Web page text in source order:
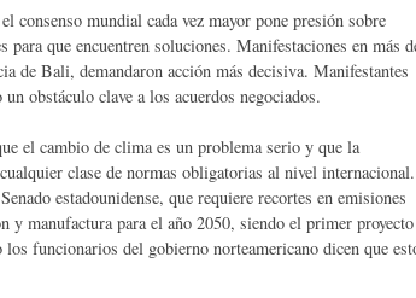
consenso mundial cada vez mayor pone presión sobre
que encuentren soluciones. Manifestaciones en más
de Bali, demandaron acción más decisiva. Manifestantes
obstáculo clave a los acuerdos negociados.
el cambio de clima es un problema serio y que la
clase de normas obligatorias al nivel internacional.
estadounidense, que requiere recortes en emisiones
y manufactura para el año 2050, siendo el primer proyecto
funcionarios del gobierno norteamericano dicen que